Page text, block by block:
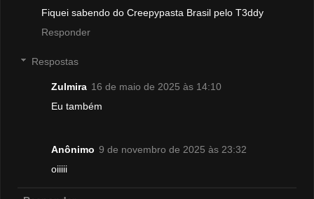
Fiquei sabendo do Creepypasta Brasil pelo T3ddy
Responder
Respostas
Zulmira 16 de maio de 2025 às 14:10
Eu também
Anônimo 9 de novembro de 2025 às 23:32
oiiiii